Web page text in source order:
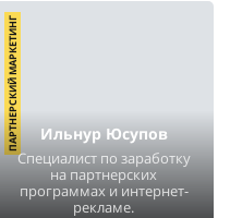
Ильнур Юсупов
Специалист по заработку
на партнерских
программах и интернет-
рекламе.
ПАРТНЕРСКИЙ МАРКЕТИНГ